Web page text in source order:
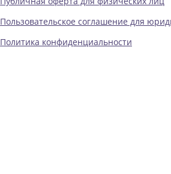
Пользовательское соглашение для
Политика конфиденциальности